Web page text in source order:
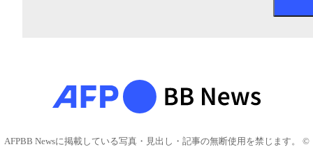
AFPBB Newsに掲載している写真・見出し・記事の無断使用を禁じます。 ©